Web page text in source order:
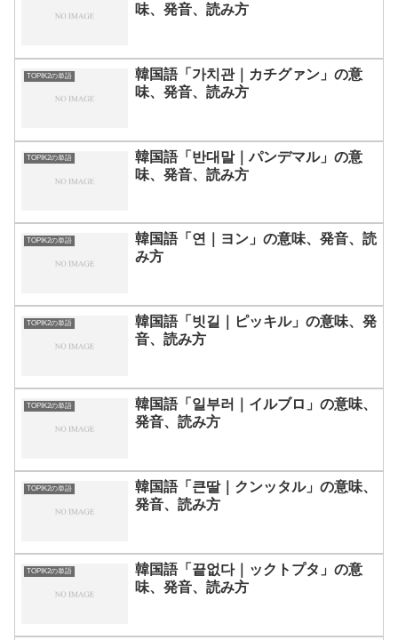
味、発音、読み方
TOPIK2の単語
韓国語「가치관｜カチグァン」の意
味、発音、読み方
TOPIK2の単語
韓国語「반대말｜パンデマル」の意
味、発音、読み方
TOPIK2の単語
韓国語「연｜ヨン」の意味、発音、読
み方
TOPIK2の単語
韓国語「빗길｜ピッキル」の意味、発
音、読み方
TOPIK2の単語
韓国語「일부러｜イルブロ」の意味、
発音、読み方
TOPIK2の単語
韓国語「큰딸｜クンッタル」の意味、
発音、読み方
TOPIK2の単語
韓国語「끝없다｜ックトプタ」の意
味、発音、読み方